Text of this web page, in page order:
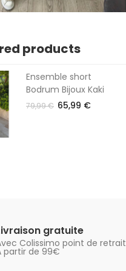
products
Ensemble short
Bodrum Bijoux Kaki
79,99 € 65,99 €
gratuite
Colissimo point de retrait
partir de 99€